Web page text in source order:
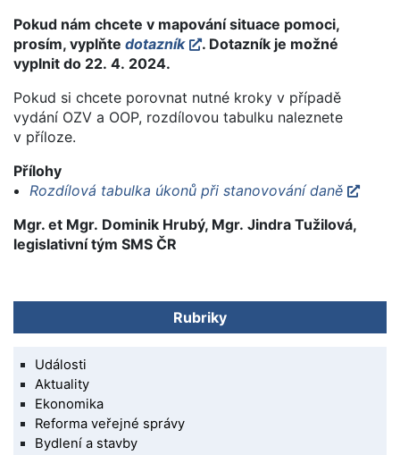
Pokud nám chcete v mapování situace pomoci,
prosím, vyplňte dotazník
. Dotazník je možné
vyplnit do 22. 4. 2024.
Pokud si chcete porovnat nutné kroky v případě
vydání OZV a OOP, rozdílovou tabulku naleznete
v příloze.
Přílohy
Rozdílová tabulka úkonů při stanovování daně
Mgr. et Mgr. Dominik Hrubý, Mgr. Jindra Tužilová,
legislativní tým SMS ČR
Rubriky
Události
Aktuality
Ekonomika
Reforma veřejné správy
Bydlení a stavby